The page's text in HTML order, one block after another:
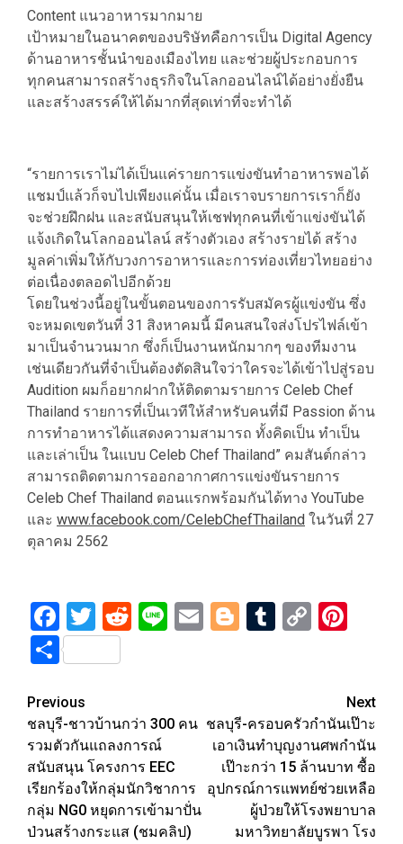
Content แนวอาหารมากมาย
เป้าหมายในอนาคตของบริษัทคือการเป็น Digital Agency
ด้านอาหารชั้นนำของเมืองไทย และช่วยผู้ประกอบการ
ทุกคนสามารถสร้างธุรกิจในโลกออนไลน์ได้อย่างยั่งยืน
และสร้างสรรค์ให้ได้มากที่สุดเท่าที่จะทำได้
“รายการเราไม่ได้เป็นแค่รายการแข่งขันทำอาหารพอได้
แชมป์แล้วก็จบไปเพียงแค่นั้น เมื่อเราจบรายการเราก็ยัง
จะช่วยฝึกฝน และสนับสนุนให้เชฟทุกคนที่เข้าแข่งขันได้
แจ้งเกิดในโลกออนไลน์ สร้างตัวเอง สร้างรายได้ สร้าง
มูลค่าเพิ่มให้กับวงการอาหารและการท่องเที่ยวไทยอย่าง
ต่อเนื่องตลอดไปอีกด้วย
โดยในช่วงนี้อยู่ในขั้นตอนของการรับสมัครผู้แข่งขัน ซึ่ง
จะหมดเขตวันที่ 31 สิงหาคมนี้ มีคนสนใจส่งโปรไฟล์เข้า
มาเป็นจำนวนมาก ซึ่งก็เป็นงานหนักมากๆ ของทีมงาน
เช่นเดียวกันที่จำเป็นต้องตัดสินใจว่าใครจะได้เข้าไปสู่รอบ
Audition ผมก็อยากฝากให้ติดตามรายการ Celeb Chef
Thailand รายการที่เป็นเวทีให้สำหรับคนที่มี Passion ด้าน
การทำอาหารได้แสดงความสามารถ ทั้งคิดเป็น ทำเป็น
และเล่าเป็น ในแบบ Celeb Chef Thailand” คมสันต์กล่าว
​สามารถติดตามการออกอากาศการแข่งขันรายการ
Celeb Chef Thailand ตอนแรกพร้อมกันได้ทาง YouTube
และ www.facebook.com/CelebChefThailand ในวันที่ 27
ตุลาคม 2562
Facebook
Twitter
Reddit
LineEmailBlogger
Tumblr
Copy
Share
Post
navigation
Previous
ชลบุรี-ชาวบ้านกว่า 300 คน
รวมตัวกันแถลงการณ์
สนับสนุน โครงการ EEC
เรียกร้องให้กลุ่มนักวิชาการ
กลุ่ม NG0 หยุดการเข้ามาปั่น
ป่วนสร้างกระแส (ชมคลิป)
Next
ชลบุรี-ครอบครัวกำนันเป๊าะ
เอาเงินทำบุญงานศพกำนัน
เป๊าะกว่า 15 ล้านบาท ซื้อ
อุปกรณ์การแพทย์ช่วยเหลือ
ผู้ป่วยให้โรงพยาบาล
มหาวิทยาลัยบูรพา โรง